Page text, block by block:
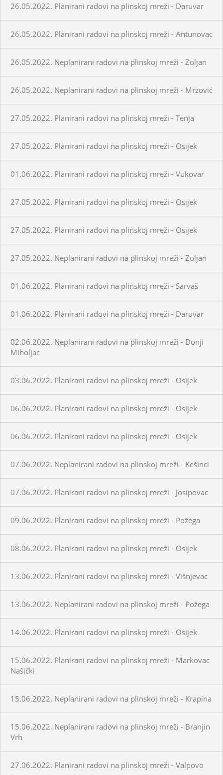
26.05.2022. Planirani radovi na plinskoj mreži - Daruvar
26.05.2022. Planirani radovi na plinskoj mreži - Antunovac
26.05.2022. Neplanirani radovi na plinskoj mreži - Zoljan
26.05.2022. Neplanirani radovi na plinskoj mreži - Mrzović
27.05.2022. Planirani radovi na plinskoj mreži - Tenja
27.05.2022. Planirani radovi na plinskoj mreži - Osijek
01.06.2022. Planirani radovi na plinskoj mreži - Vukovar
27.05.2022. Planirani radovi na plinskoj mreži - Osijek
27.05.2022. Planirani radovi na plinskoj mreži - Osijek
27.05.2022. Neplanirani radovi na plinskoj mreži - Zoljan
01.06.2022. Planirani radovi na plinskoj mreži - Sarvaš
01.06.2022. Planirani radovi na plinskoj mreži - Daruvar
02.06.2022. Neplanirani radovi na plinskoj mreži - Donji
Miholjac
03.06.2022. Planirani radovi na plinskoj mreži - Osijek
06.06.2022. Planirani radovi na plinskoj mreži - Osijek
06.06.2022. Planirani radovi na plinskoj mreži - Osijek
07.06.2022. Neplanirani radovi na plinskoj mreži - Kešinci
07.06.2022. Planirani radovi na plinskoj mreži - Josipovac
09.06.2022. Planirani radovi na plinskoj mreži - Požega
08.06.2022. Planirani radovi na plinskoj mreži - Osijek
13.06.2022. Planirani radovi na plinskoj mreži - Višnjevac
13.06.2022. Neplanirani radovi na plinskoj mreži - Požega
14.06.2022. Planirani radovi na plinskoj mreži - Osijek
15.06.2022. Planirani radovi na plinskoj mreži - Markovac
Našički
15.06.2022. Neplanirani radovi na plinskoj mreži - Krapina
15.06.2022. Neplanirani radovi na plinskoj mreži - Branjin
Vrh
27.06.2022. Planirani radovi na plinskoj mreži - Valpovo